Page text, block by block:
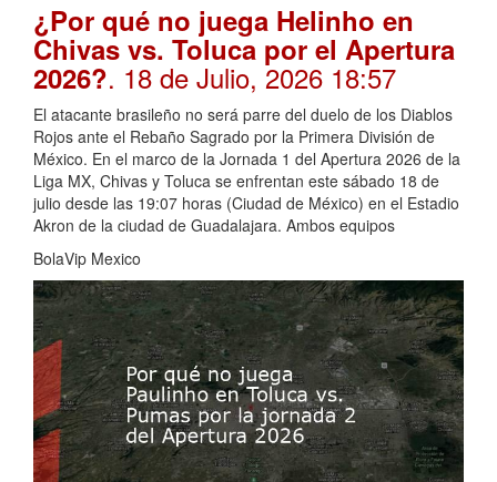
¿Por qué no juega Helinho en
Chivas vs. Toluca por el Apertura
2026?. 18 de Julio, 2026 18:57
El atacante brasileño no será parre del duelo de los Diablos
Rojos ante el Rebaño Sagrado por la Primera División de
México. En el marco de la Jornada 1 del Apertura 2026 de la
Liga MX, Chivas y Toluca se enfrentan este sábado 18 de
julio desde las 19:07 horas (Ciudad de México) en el Estadio
Akron de la ciudad de Guadalajara. Ambos equipos
BolaVip Mexico